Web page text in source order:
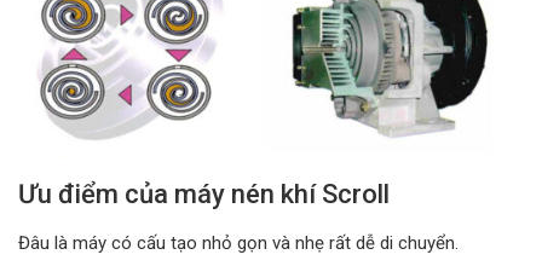
Ưu điểm của máy nén khí Scroll
Đâu là máy có cấu tạo nhỏ gọn và nhẹ rất dễ di chuyển.